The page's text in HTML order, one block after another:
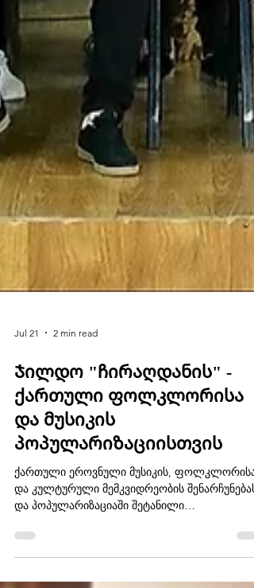
Jul 21 2 min read
Ჯილდო "ჩირაღდანის" -
ქართული ფოლკლორისა
და მუსიკის
პოპულარიზაციისთვის
ქართული ეროვნული მუსიკის, ფოლკლორისა
და პოპულარიზაციაში შეტანილი
განსაკუთრებული წვლილისთვის